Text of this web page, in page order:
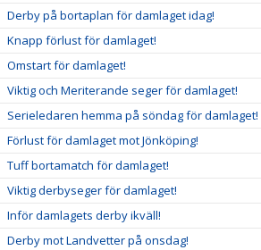
Derby på bortaplan för damlaget idag!
Knapp förlust för damlaget!
Omstart för damlaget!
Viktig och Meriterande seger för damlaget!
Serieledaren hemma på söndag för damlaget!
Förlust för damlaget mot Jönköping!
Tuff bortamatch för damlaget!
Viktig derbyseger för damlaget!
Inför damlagets derby ikväll!
Derby mot Landvetter på onsdag!